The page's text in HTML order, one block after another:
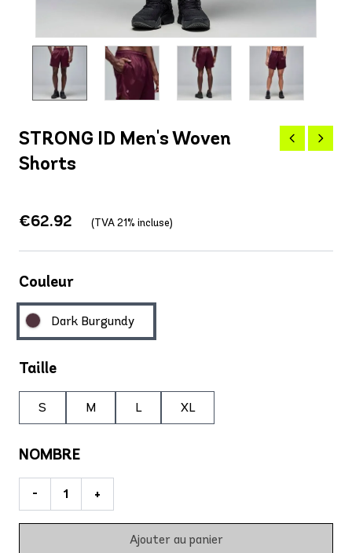
STRONG ID Men's Woven
Shorts
€62.92 (TVA 21% incluse)
Couleur
Dark Burgundy
Taille
S M L XL
NOMBRE
- +
Ajouter au panier